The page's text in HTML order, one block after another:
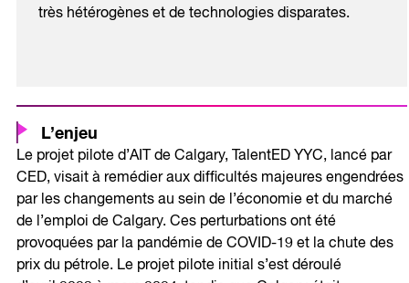
très hétérogènes et de technologies disparates.
L’enjeu
Le projet pilote d’AIT de Calgary, TalentED YYC, lancé par
CED, visait à remédier aux difficultés majeures engendrées
par les changements au sein de l’économie et du marché
de l’emploi de Calgary. Ces perturbations ont été
provoquées par la pandémie de COVID-19 et la chute des
prix du pétrole. Le projet pilote initial s’est déroulé